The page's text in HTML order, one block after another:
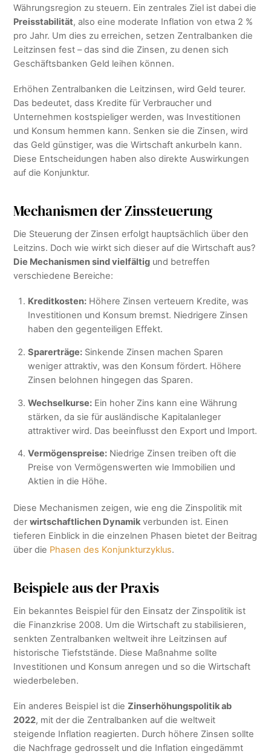
Währungsregion zu steuern. Ein zentrales Ziel ist dabei die
Preisstabilität, also eine moderate Inflation von etwa 2 %
pro Jahr. Um dies zu erreichen, setzen Zentralbanken die
Leitzinsen fest – das sind die Zinsen, zu denen sich
Geschäftsbanken Geld leihen können.
Erhöhen Zentralbanken die Leitzinsen, wird Geld teurer.
Das bedeutet, dass Kredite für Verbraucher und
Unternehmen kostspieliger werden, was Investitionen
und Konsum hemmen kann. Senken sie die Zinsen, wird
das Geld günstiger, was die Wirtschaft ankurbeln kann.
Diese Entscheidungen haben also direkte Auswirkungen
auf die Konjunktur.
Mechanismen der Zinssteuerung
Die Steuerung der Zinsen erfolgt hauptsächlich über den
Leitzins. Doch wie wirkt sich dieser auf die Wirtschaft aus?
Die Mechanismen sind vielfältig und betreffen
verschiedene Bereiche:
Kreditkosten:Höhere Zinsen verteuern Kredite, was
Investitionen und Konsum bremst. Niedrigere Zinsen
haben den gegenteiligen Effekt.
Sparerträge:Sinkende Zinsen machen Sparen
weniger attraktiv, was den Konsum fördert. Höhere
Zinsen belohnen hingegen das Sparen.
Wechselkurse:Ein hoher Zins kann eine Währung
stärken, da sie für ausländische Kapitalanleger
attraktiver wird. Das beeinflusst den Export und Import.
Vermögenspreise:Niedrige Zinsen treiben oft die
Preise von Vermögenswerten wie Immobilien und
Aktien in die Höhe.
Diese Mechanismen zeigen, wie eng die Zinspolitik mit
derwirtschaftlichen Dynamik verbunden ist. Einen
tieferen Einblick in die einzelnen Phasen bietet der Beitrag
über die Phasen des Konjunkturzyklus.
Beispiele aus der Praxis
Ein bekanntes Beispiel für den Einsatz der Zinspolitik ist
die Finanzkrise 2008. Um die Wirtschaft zu stabilisieren,
senkten Zentralbanken weltweit ihre Leitzinsen auf
historische Tiefststände. Diese Maßnahme sollte
Investitionen und Konsum anregen und so die Wirtschaft
wiederbeleben.
Ein anderes Beispiel ist dieZinserhöhungspolitik ab
2022, mit der die Zentralbanken auf die weltweit
steigende Inflation reagierten. Durch höhere Zinsen sollte
die Nachfrage gedrosselt und die Inflation eingedämmt